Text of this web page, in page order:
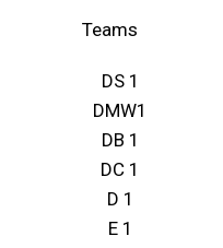
Teams
DS 1
DMW1
DB 1
DC 1
D 1
E 1